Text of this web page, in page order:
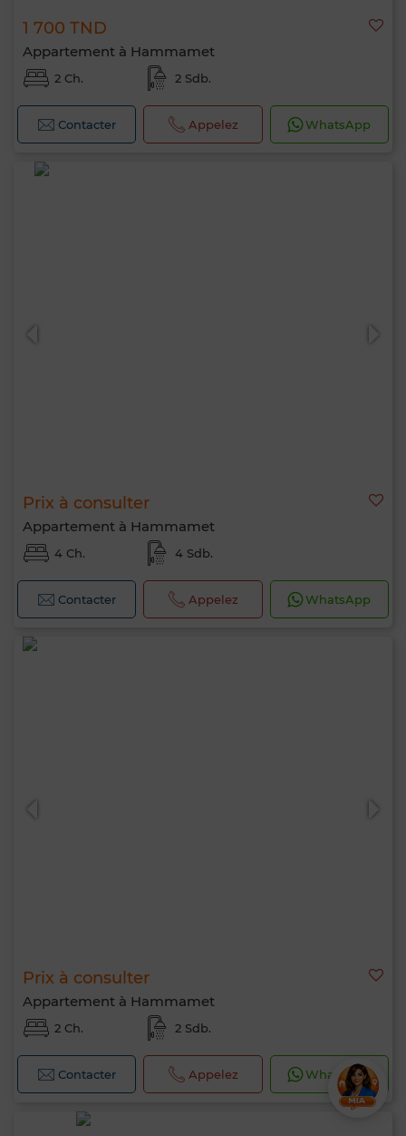
1 700 TND
Appartement à Hammamet
2 Ch. 2 Sdb.
Contacter Appelez WhatsApp
Prix à consulter
Appartement à Hammamet
4 Ch. 4 Sdb.
Contacter Appelez WhatsApp
Prix à consulter
Appartement à Hammamet
2 Ch. 2 Sdb.
Contacter Appelez WhatsApp